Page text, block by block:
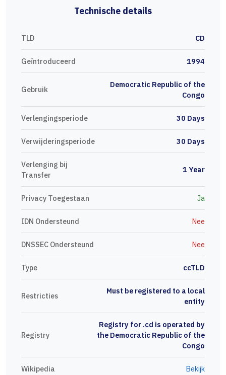
Technische details
TLD CD
Geïntroduceerd 1994
Gebruik
Democratic Republic of the
Congo
Verlengingsperiode 30 Days
Verwijderingsperiode 30 Days
Verlenging bij
Transfer
1 Year
Privacy Toegestaan Ja
IDN Ondersteund Nee
DNSSEC Ondersteund Nee
Type ccTLD
Restricties
Must be registered to a local
entity
Registry
Registry for .cd is operated by
the Democratic Republic of the
Congo
Wikipedia Bekijk